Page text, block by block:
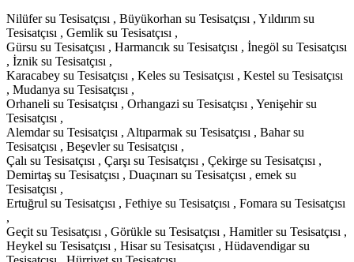
Nilüfer su Tesisatçısı , Büyükorhan su Tesisatçısı , Yıldırım su
Tesisatçısı , Gemlik su Tesisatçısı ,
Gürsu su Tesisatçısı , Harmancık su Tesisatçısı , İnegöl su Tesisatçısı
, İznik su Tesisatçısı ,
Karacabey su Tesisatçısı , Keles su Tesisatçısı , Kestel su Tesisatçısı
, Mudanya su Tesisatçısı ,
Orhaneli su Tesisatçısı , Orhangazi su Tesisatçısı , Yenişehir su
Tesisatçısı ,
Alemdar su Tesisatçısı , Altıparmak su Tesisatçısı , Bahar su
Tesisatçısı , Beşevler su Tesisatçısı ,
Çalı su Tesisatçısı , Çarşı su Tesisatçısı , Çekirge su Tesisatçısı ,
Demirtaş su Tesisatçısı , Duaçınarı su Tesisatçısı , emek su
Tesisatçısı ,
Ertuğrul su Tesisatçısı , Fethiye su Tesisatçısı , Fomara su Tesisatçısı
,
Geçit su Tesisatçısı , Görükle su Tesisatçısı , Hamitler su Tesisatçısı ,
Heykel su Tesisatçısı , Hisar su Tesisatçısı , Hüdavendigar su